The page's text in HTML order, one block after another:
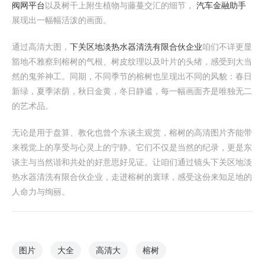
阀网平台 以及树干上附生植物与藤蔓交汇的细节， 汽车金融助手
展现出一幅幅活泼的画面。
通过高清大图， 下关区地淡热水器清洗有限合伙企业咱们不详更显
豁地不雅察到榕树的气根、树皮纹理以及叶片的头绪，感受到大当
然的鬼斧神工。同期，不同季节的榕树也呈现出不同的风貌：春日
新绿，夏季浓荫，秋日金黄，冬日静谧，每一幅画面齐是唯独无二
的艺术品。
无论是用于盘算、教化也曾个东谈主观赏，榕树的高清图片齐能带
来视觉上的享受与心灵上的宁静。它们不仅是当然的纪录，更是东
谈主与当然谐和共处的好意思好见证。让咱们通过镜头下关区地淡
热水器清洗有限合伙企业，走进榕树的寰球，感受这份来知足地的
人命力与绚丽。
图片 大全 高清大 榕树